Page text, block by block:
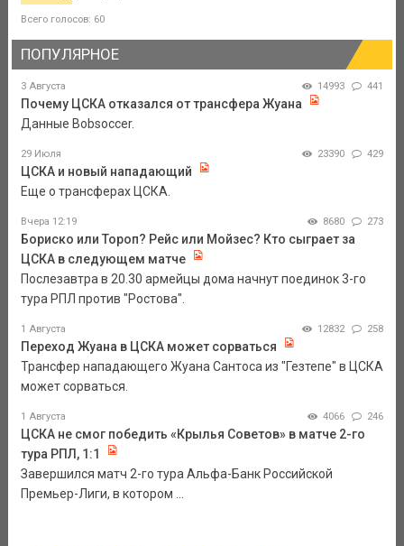
Всего голосов: 60
ПОПУЛЯРНОЕ
3 Августа 14993 441
Почему ЦСКА отказался от трансфера Жуана
Данные Bobsoccer.
29 Июля 23390 429
ЦСКА и новый нападающий
Еще о трансферах ЦСКА.
Вчера 12:19 8680 273
Бориско или Тороп? Рейс или Мойзес? Кто сыграет за
ЦСКА в следующем матче
Послезавтра в 20.30 армейцы дома начнут поединок 3-го
тура РПЛ против "Ростова".
1 Августа 12832 258
Переход Жуана в ЦСКА может сорваться
Трансфер нападающего Жуана Сантоса из "Гезтепе" в ЦСКА
может сорваться.
1 Августа 4066 246
ЦСКА не смог победить «Крылья Советов» в матче 2-го
тура РПЛ, 1:1
Завершился матч 2-го тура Альфа-Банк Российской
Премьер-Лиги, в котором ...